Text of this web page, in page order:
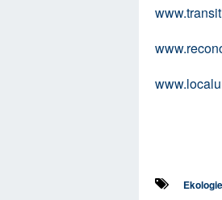
Ekologie